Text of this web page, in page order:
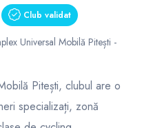
Club validat
Universal Mobilă Pitești -
Pitești, clubul are o
specializați, zonă